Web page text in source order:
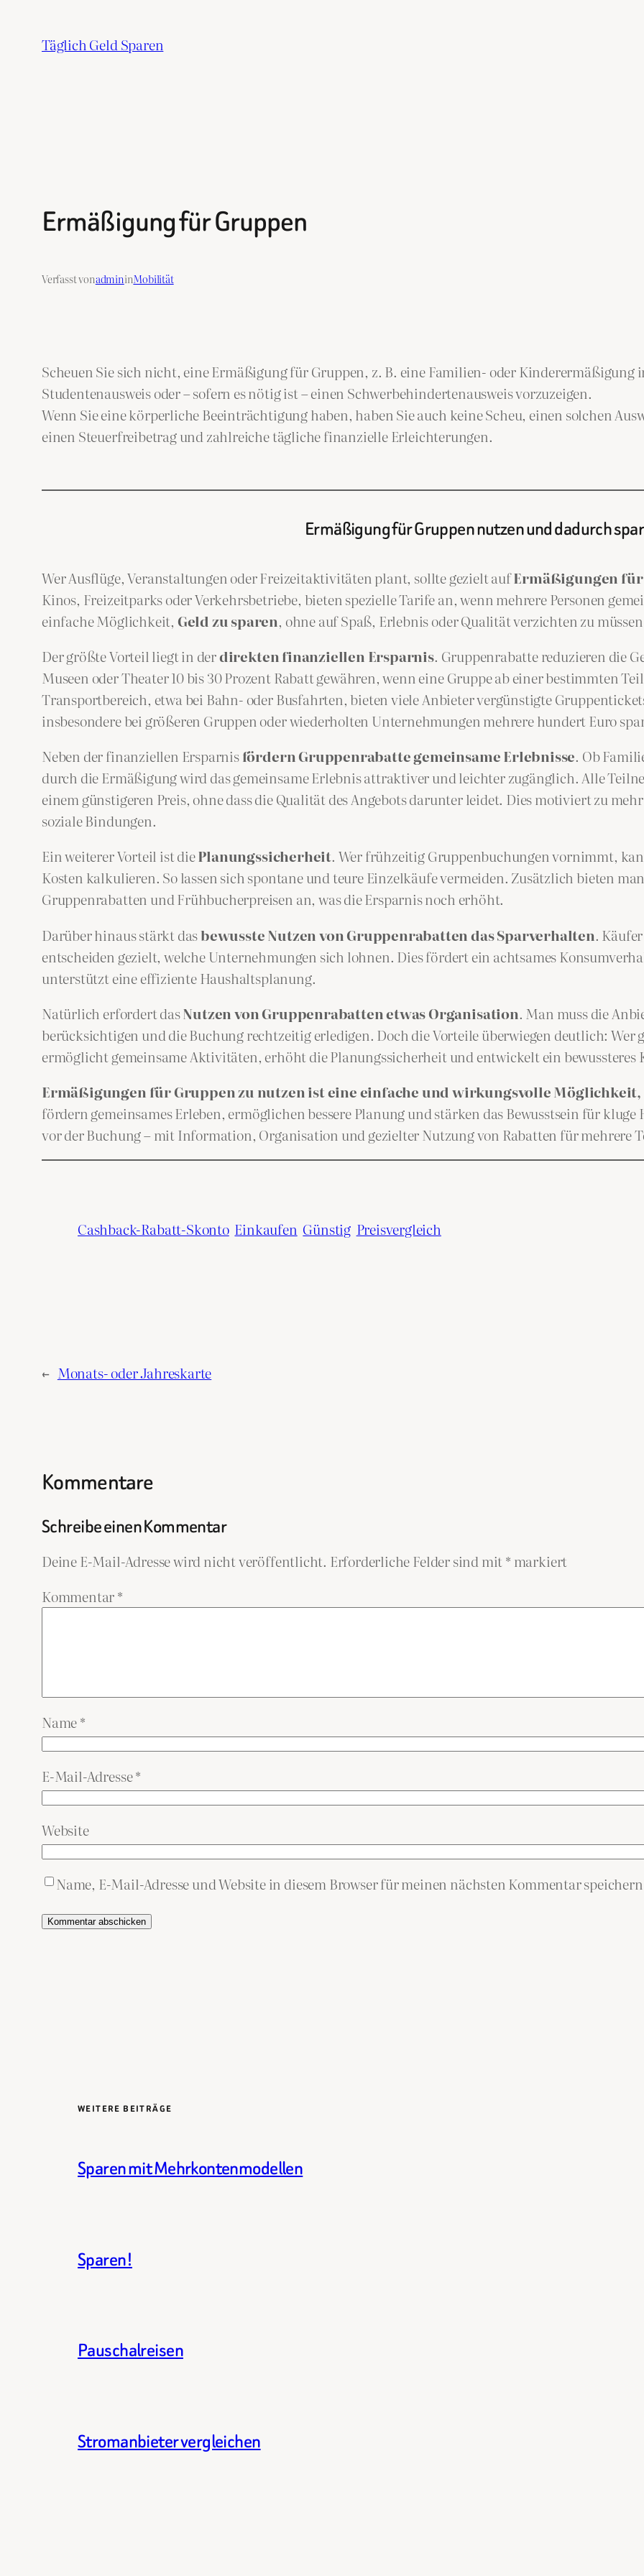
Inhalt
springen
Täglich Geld Sparen
Ermäßigung für Gruppen
Verfasst vonadmininMobilität
Scheuen Sie sich nicht, eine Ermäßigung für Gruppen, z. B. eine Familien- oder Kinderermäßigung
Studentenausweis oder – sofern es nötig ist – einen Schwerbehindertenausweis vorzuzeigen.
Wenn Sie eine körperliche Beeinträchtigung haben, haben Sie auch keine Scheu, einen solchen
einen Steuerfreibetrag und zahlreiche tägliche finanzielle Erleichterungen.
Ermäßigung für Gruppen nutzen und dadurch
Wer Ausflüge, Veranstaltungen oder Freizeitaktivitäten plant, sollte gezielt aufErmäßigungen
Kinos, Freizeitparks oder Verkehrsbetriebe, bieten spezielle Tarife an, wenn mehrere Personen
einfache Möglichkeit, Geld zu sparen, ohne auf Spaß, Erlebnis oder Qualität verzichten zu
Der größte Vorteil liegt in derdirekten finanziellen Ersparnis. Gruppenrabatte reduzieren die
Museen oder Theater 10 bis 30 Prozent Rabatt gewähren, wenn eine Gruppe ab einer bestimmten
Transportbereich, etwa bei Bahn- oder Busfahrten, bieten viele Anbieter vergünstigte
insbesondere bei größeren Gruppen oder wiederholten Unternehmungen mehrere hundert Euro
Neben der finanziellen Ersparnisfördern Gruppenrabatte gemeinsame Erlebnisse. Ob
durch die Ermäßigung wird das gemeinsame Erlebnis attraktiver und leichter zugänglich. Alle
einem günstigeren Preis, ohne dass die Qualität des Angebots darunter leidet. Dies motiviert zu
soziale Bindungen.
Ein weiterer Vorteil ist diePlanungssicherheit. Wer frühzeitig Gruppenbuchungen vornimmt,
Kosten kalkulieren. So lassen sich spontane und teure Einzelkäufe vermeiden. Zusätzlich bieten
Gruppenrabatten und Frühbucherpreisen an, was die Ersparnis noch erhöht.
Darüber hinaus stärkt dasbewusste Nutzen von Gruppenrabatten das Sparverhalten.
entscheiden gezielt, welche Unternehmungen sich lohnen. Dies fördert ein achtsames
unterstützt eine effiziente Haushaltsplanung.
Natürlich erfordert dasNutzen von Gruppenrabatten etwas Organisation. Man muss die
berücksichtigen und die Buchung rechtzeitig erledigen. Doch die Vorteile überwiegen deutlich:
ermöglicht gemeinsame Aktivitäten, erhöht die Planungssicherheit und entwickelt ein bewussteres
Ermäßigungen für Gruppen zu nutzen ist eine einfache und wirkungsvolle Möglichkeit,
fördern gemeinsames Erleben, ermöglichen bessere Planung und stärken das Bewusstsein für
vor der Buchung – mit Information, Organisation und gezielter Nutzung von Rabatten für mehrere
Cashback-Rabatt-Skonto Einkaufen Günstig Preisvergleich
← Monats- oder Jahreskarte
Kommentare
Schreibe einen Kommentar
Deine E-Mail-Adresse wird nicht veröffentlicht. Erforderliche Felder sind mit* markiert
Kommentar*
Name*
E-Mail-Adresse*
Website
Name, E-Mail-Adresse und Website in diesem Browser für meinen nächsten Kommentar
WEITERE BEITRÄGE
Sparen mit Mehrkontenmodellen
Sparen!
Pauschalreisen
Stromanbieter vergleichen